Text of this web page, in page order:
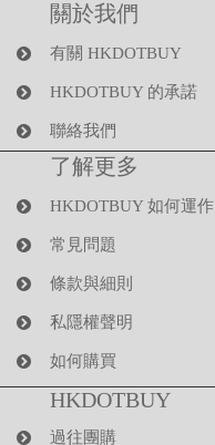
關於我們
有關 HKDOTBUY
HKDOTBUY 的承諾
聯絡我們
了解更多
HKDOTBUY 如何運作
常見問題
條款與細則
私隱權聲明
如何購買
HKDOTBUY
過往團購